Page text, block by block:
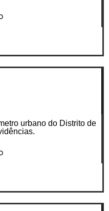
urbano do Distrito de